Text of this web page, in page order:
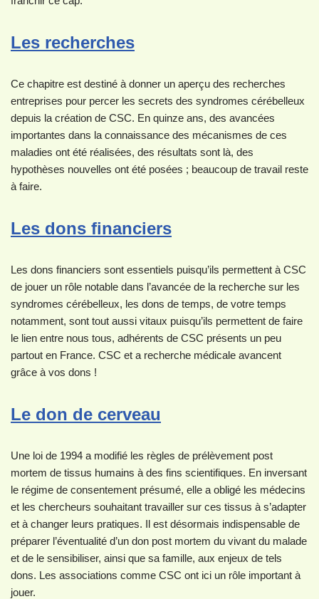
Les recherches
Ce chapitre est destiné à donner un aperçu des recherches
entreprises pour percer les secrets des syndromes cérébelleux
depuis la création de CSC. En quinze ans, des avancées
importantes dans la connaissance des mécanismes de ces
maladies ont été réalisées, des résultats sont là, des
hypothèses nouvelles ont été posées ; beaucoup de travail reste
à faire.
Les dons financiers
Les dons financiers sont essentiels puisqu’ils permettent à CSC
de jouer un rôle notable dans l’avancée de la recherche sur les
syndromes cérébelleux, les dons de temps, de votre temps
notamment, sont tout aussi vitaux puisqu’ils permettent de faire
le lien entre nous tous, adhérents de CSC présents un peu
partout en France. CSC et a recherche médicale avancent
grâce à vos dons !
Le don de cerveau
Une loi de 1994 a modifié les règles de prélèvement post
mortem de tissus humains à des fins scientifiques. En inversant
le régime de consentement présumé, elle a obligé les médecins
et les chercheurs souhaitant travailler sur ces tissus à s’adapter
et à changer leurs pratiques. Il est désormais indispensable de
préparer l’éventualité d’un don post mortem du vivant du malade
et de le sensibiliser, ainsi que sa famille, aux enjeux de tels
dons. Les associations comme CSC ont ici un rôle important à
jouer.